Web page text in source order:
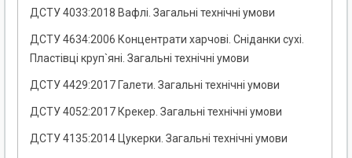
ДСТУ 4033:2018 Вафлі. Загальні технічні умови
ДСТУ 4634:2006 Концентрати харчові. Сніданки сухі.
Пластівці круп`яні. Загальні технічні умови
ДСТУ 4429:2017 Галети. Загальні технічні умови
ДСТУ 4052:2017 Крекер. Загальні технічні умови
ДСТУ 4135:2014 Цукерки. Загальні технічні умови